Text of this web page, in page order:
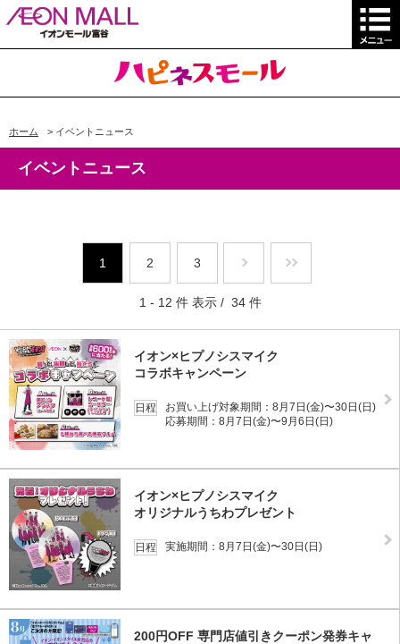
ホーム > イベントニュース
イベントニュース
1 2 3
1 - 12 件 表示 / 34 件
イオン×ヒプノシスマイク
コラボキャンペーン
日程
お買い上げ対象期間：8月7日(金)〜30日(日)
応募期間：8月7日(金)〜9月6日(日)
イオン×ヒプノシスマイク
オリジナルうちわプレゼント
日程 実施期間：8月7日(金)〜30日(日)
200円OFF 専門店値引きクーポン発券キャ